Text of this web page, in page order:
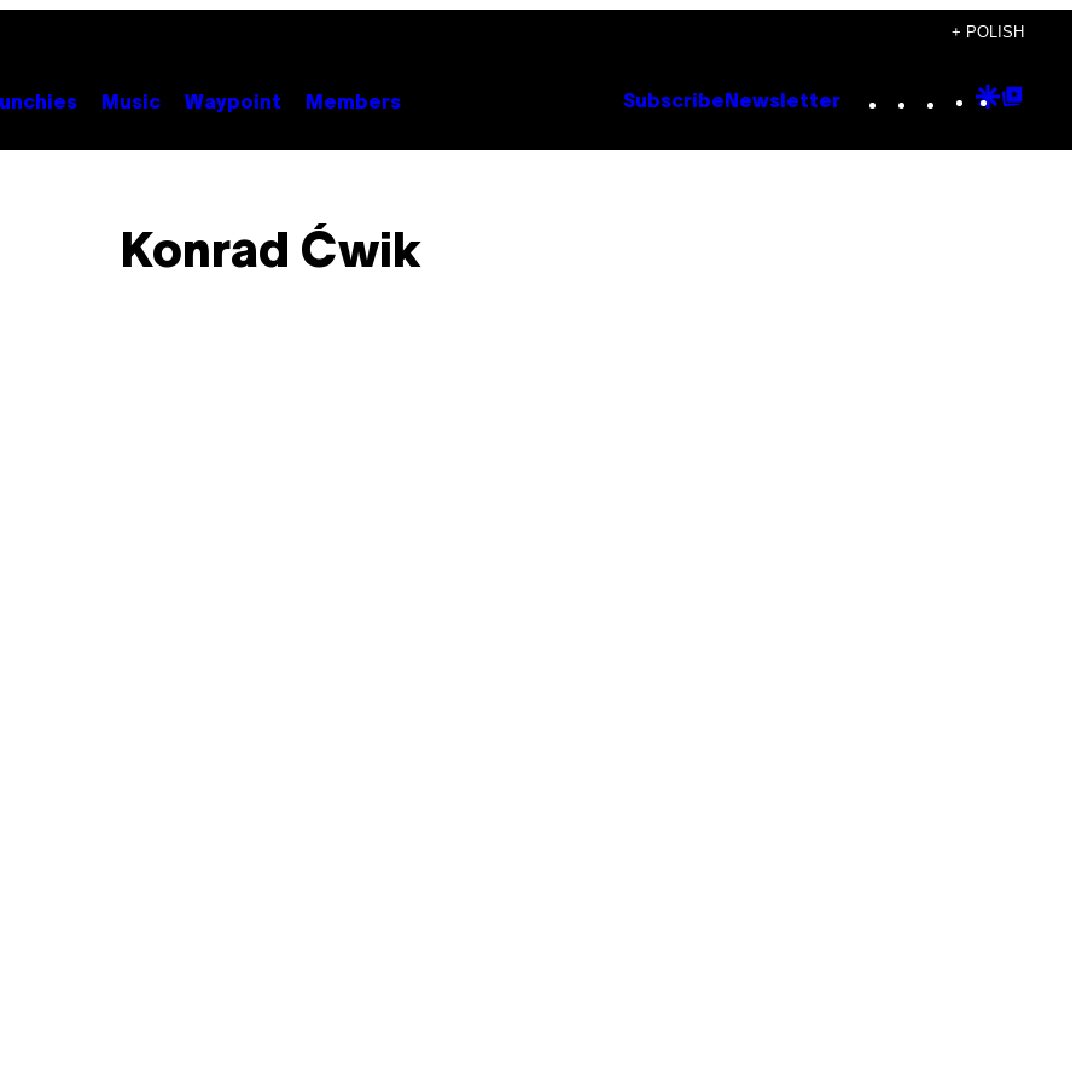
+ POLISH
Music Waypoint Members Subscribe Newsletter Instagram
TikTok
YouTube
Google
Konrad Ćwik